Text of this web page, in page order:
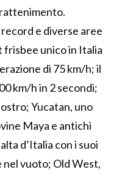
e diverse aree
frisbee unico in Italia
di 75 km/h; il
km/h in 2 secondi;
Yucatan, uno
Maya e antichi
d’Italia con i suoi
nel vuoto; Old West,